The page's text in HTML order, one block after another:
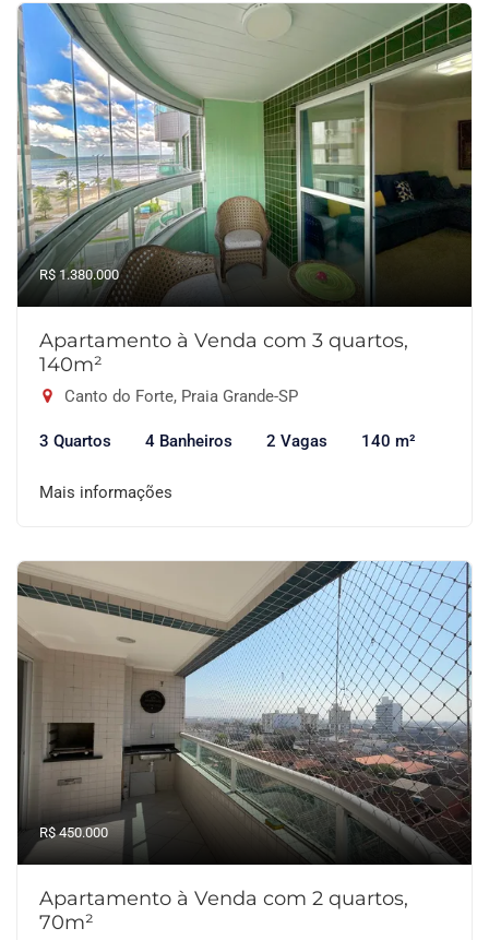
R$ 1.380.000
Apartamento à Venda com 3 quartos,
140m²
Canto do Forte, Praia Grande-SP
3 Quartos 4 Banheiros 2 Vagas 140 m²
Mais informações
R$ 450.000
Apartamento à Venda com 2 quartos,
70m²